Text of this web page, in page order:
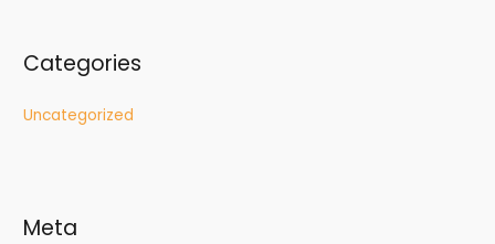
Categories
Uncategorized
Meta